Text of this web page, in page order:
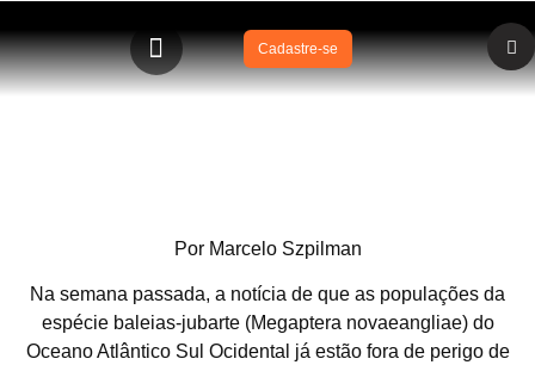
Cadastre-se
Baleias Jubarte fora de Perigo
Por Marcelo Szpilman
Na semana passada, a notícia de que as populações da
espécie baleias-jubarte (Megaptera novaeangliae) do
Oceano Atlântico Sul Ocidental já estão fora de perigo de